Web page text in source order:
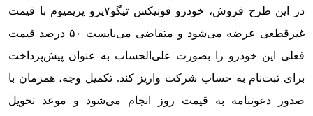
در این طرح فروش، خودرو فونیکس تیگو۷پرو پریمیوم با قیمت
غیرقطعی عرضه می‌شود و متقاضی می‌بایست ۵۰ درصد قیمت
فعلی این خودرو را بصورت علی‌الحساب به عنوان پیش‌پرداخت
برای ثبت‌نام به حساب شرکت واریز کند. تکمیل وجه، همزمان با
صدور دعوتنامه به قیمت روز انجام می‌شود و موعد تحویل